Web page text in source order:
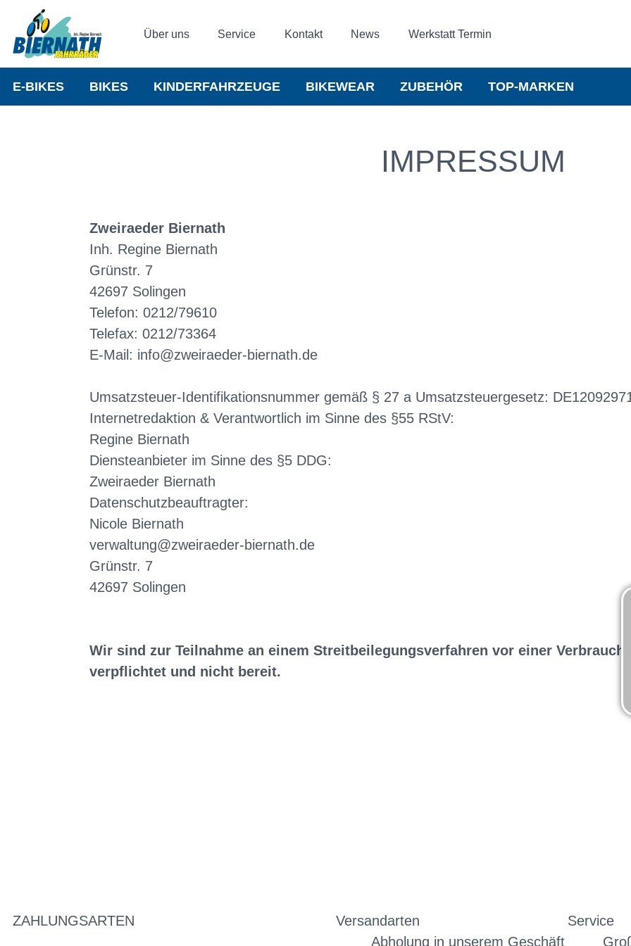
Über uns Service Kontakt News Werkstatt Termin
E-BIKES BIKES KINDERFAHRZEUGE BIKEWEAR ZUBEHÖR TOP-MARKEN
IMPRESSUM
Zweiraeder Biernath
Inh. Regine Biernath
Grünstr. 7
42697 Solingen
Telefon: 0212/79610
Telefax: 0212/73364
E-Mail: info@zweiraeder-biernath.de
Umsatzsteuer-Identifikationsnummer gemäß § 27 a Umsatzsteuergesetz:
Internetredaktion & Verantwortlich im Sinne des §55 RStV:
Regine Biernath
Diensteanbieter im Sinne des §5 DDG:
Zweiraeder Biernath
Datenschutzbeauftragter:
Nicole Biernath
verwaltung@zweiraeder-biernath.de
Grünstr. 7
42697 Solingen
Wir sind zur Teilnahme an einem Streitbeilegungsverfahren vor einer
verpflichtet und nicht bereit.
ZAHLUNGSARTEN
Versandarten
Abholung in unserem Geschäft
Service